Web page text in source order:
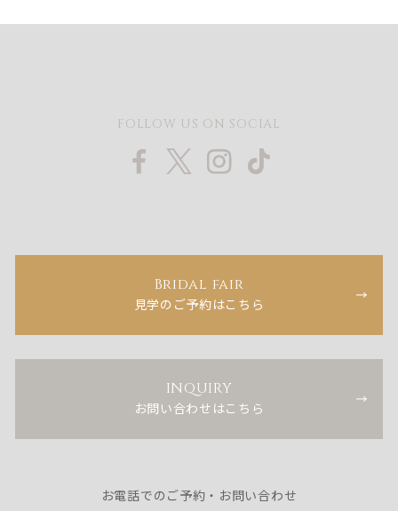
FOLLOW US ON SOCIAL
Bridal fair
見学のご予約はこちら
INQUIRY
お問い合わせはこちら
お電話でのご予約・お問い合わせ